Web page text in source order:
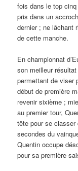
fois dans le top
pris dans un
dernier ; ne lâchant
de cette manche.
En championnat
son meilleur
permettant de viser
début de première
revenir sixième ;
au premier tour,
tête pour se classer
secondes du
Quentin occupe
pour sa première